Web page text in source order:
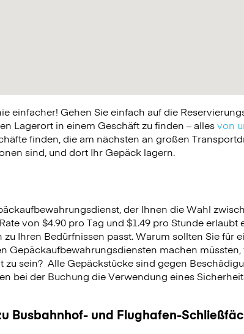
einfacher! Gehen Sie einfach auf die
Lagerort in einem Geschäft zu finden – allesvon
finden, die am nächsten an großen
sind, und dort Ihr Gepäck lagern.
der Ihnen die Wahl
von $4.90 pro Tag und $1.49 pro Stunde erlaubt
Ihren Bedürfnissen passt. Warum sollten Sie für
Gepäckaufbewahrungsdiensten machen
zu sein? Alle Gepäckstücke sind gegen
bei der Buchung die Verwendung eines
Busbahnhof- und Flughafen-